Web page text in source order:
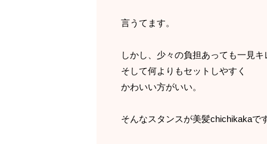
言うてます。
しかし、少々の負担あっても一見キ
そして何よりもセットしやすく
かわいい方がいい。
そんなスタンスが美髪chichikakaです